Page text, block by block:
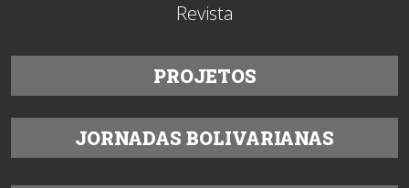
Revista
PROJETOS
JORNADAS BOLIVARIANAS